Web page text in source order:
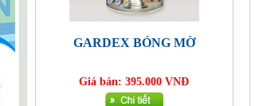
GARDEX BÓNG MỜ
Giá bán: 395.000 VNĐ